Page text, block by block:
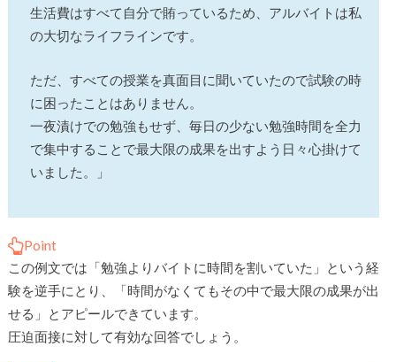
生活費はすべて自分で賄っているため、アルバイトは私
の大切なライフラインです。
ただ、すべての授業を真面目に聞いていたので試験の時
に困ったことはありません。
一夜漬けでの勉強もせず、毎日の少ない勉強時間を全力
で集中することで最大限の成果を出すよう日々心掛けて
いました。」
Point
この例文では「勉強よりバイトに時間を割いていた」という経
験を逆手にとり、「時間がなくてもその中で最大限の成果が出
せる」とアピールできています。
圧迫面接に対して有効な回答でしょう。